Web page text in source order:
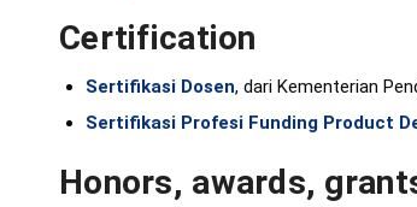
Certification
Sertifikasi Dosen, dari Kementerian
Sertifikasi Profesi Funding Product
Honors, awards,